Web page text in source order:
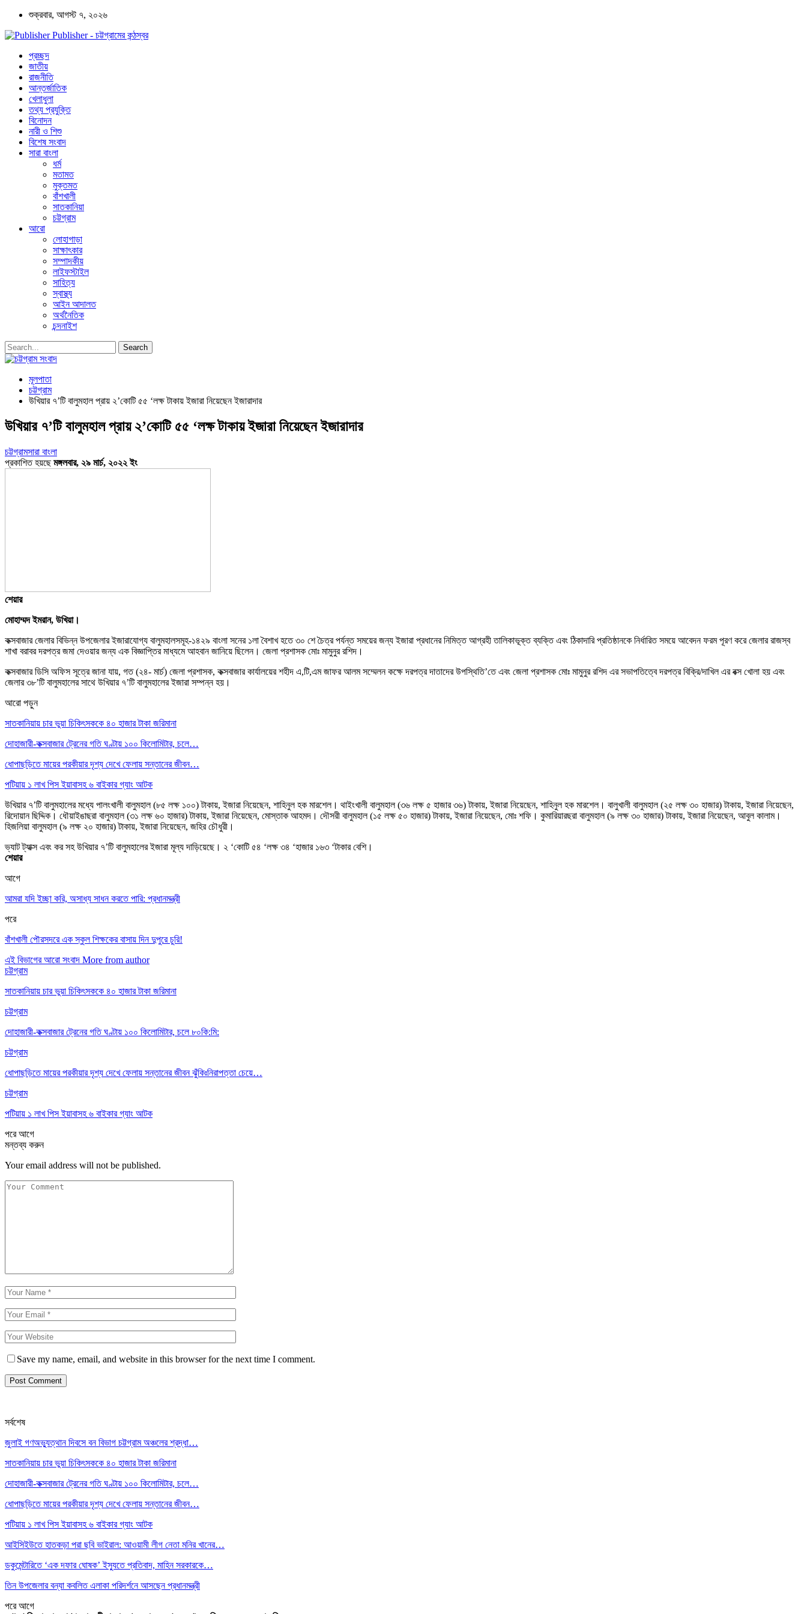
শুক্রবার, আগস্ট ৭, ২০২৬
Publisher - চট্টগ্রামের কন্ঠস্বর
প্রচ্ছদ
জাতীয়
রাজনীতি
আন্তর্জাতিক
খেলাধুলা
তথ্য প্রযুক্তি
বিনোদন
নারী ও শিশু
বিশেষ সংবাদ
সারা বাংলা
ধর্ম
মতামত
মুক্তমত
বাঁশখালী
সাতকানিয়া
চট্টগ্রাম
আরো
লোহাগাড়া
সাক্ষাৎকার
সম্পাদকীয়
লাইফস্টাইল
সাহিত্য
স্বাস্থ্য
আইন আদালত
অর্থনৈতিক
চন্দনাইশ
মূলপাতা
চট্টগ্রাম
উখিয়ার ৭’টি বালুমহাল প্রায় ২’কোটি ৫৫ ‘লক্ষ টাকায় ইজারা নিয়েছেন ইজারাদার
উখিয়ার ৭’টি বালুমহাল প্রায় ২’কোটি ৫৫ ‘লক্ষ টাকায় ইজারা নিয়েছেন ইজারাদার
চট্টগ্রামসারা বাংলা
প্রকাশিত হয়ছেমঙ্গলবার, ২৯ মার্চ, ২০২২ ইং
শেয়ার
মোহাম্মদ ইমরান, উখিয়া।
কক্সবাজার জেলার বিভিন্ন উপজেলার ইজারাযোগ্য বালুমহালসমূহ-১৪২৯ বাংলা সনের ১লা বৈশাখ হতে ৩০ শে চৈত্র পর্যন্ত সময়ের জন্য ইজারা প্রধানের নিমিত্ত আগ্রহী তালিকাভূক্ত ব্যক্তি এবং ঠিকাদারি প্রতিষ্ঠানকে নির্ধারিত সময়ে আবেদন ফরম পূরণ করে জেলার রাজস্ব
শাখা বরাবর দরপত্র জমা দেওয়ার জন্য এক বিজ্ঞাপ্তির মাধ্যমে আহবান জানিয়ে ছিলেন। জেলা প্রশাসক মোঃ মামুনুর রশিদ।
কক্সবাজার ডিসি অফিস সূত্রে জানা যায়, গত (২৪- মার্চ) জেলা প্রশাসক, কক্সবাজার কার্যালয়ের শহীদ এ,টি,এম জাফর আলম সম্মেলন কক্ষে দরপত্র দাতাদের উপস্থিতি’তে এবং জেলা প্রশাসক মোঃ মামুনুর রশিদ এর সভাপতিত্বে দরপত্র বিক্রি/দাখিল এর বক্স খোলা হয় এবং
জেলার ৩৮’টি বালুমহালের সাথে উখিয়ার ৭’টি বালুমহালের ইজারা সম্পন্ন হয়।
আরো পড়ুন
সাতকানিয়ায় চার ভুয়া চিকিৎসককে ৪০ হাজার টাকা জরিমানা
দোহাজারী-কক্সবাজার ট্রেনের গতি ঘণ্টায় ১০০ কিলোমিটার, চলে…
ধোপাছড়িতে মায়ের পরকীয়ার দৃশ্য দেখে ফেলায় সন্তানের জীবন…
পটিয়ায় ১ লাখ পিস ইয়াবাসহ ৬ বাইকার গ্যাং আটক
উখিয়ার ৭’টি বালুমহালের মধ্যে পালংখালী বালুমহাল (৮৫ লক্ষ ১০০) টাকায়, ইজারা নিয়েছেন, শাহিনুল হক মারশেল। থাইংখালী বালুমহাল (৩৬ লক্ষ ৫ হাজার ৩৬) টাকায়, ইজারা নিয়েছেন, শাহিনুল হক মারশেল। বালুখালী বালুমহাল (২৫ লক্ষ ৩০ হাজার) টাকায়, ইজারা নিয়েছেন,
রিদোয়ান ছিদ্দিক। ধৌয়াইঙাছরা বালুমহাল (৩১ লক্ষ ৬০ হাজার) টাকায়, ইজারা নিয়েছেন, মোস্তাক আহমদ। দৌসরী বালুমহাল (১৫ লক্ষ ৫০ হাজার) টাকায়, ইজারা নিয়েছেন, মোঃ শফি। কুমারিয়ারছরা বালুমহাল (৯ লক্ষ ৩০ হাজার) টাকায়, ইজারা নিয়েছেন, আবুল কালাম।
হিজলিয়া বালুমহাল (৯ লক্ষ ২০ হাজার) টাকায়, ইজারা নিয়েছেন, জহির চৌধুরী।
ভ্যাট ট্যাক্স এবং কর সহ উখিয়ার ৭’টি বালুমহালের ইজারা মূল্য দাড়িয়েছে। ২ ‘কোটি ৫৪ ‘লক্ষ ৩৪ ‘হাজার ১৬৩ ‘টাকার বেশি।
শেয়ার
আগে
আমরা যদি ইচ্ছা করি, অসাধ্য সাধন করতে পারি: প্রধানমন্ত্রী
পরে
বাঁশখালী পৌরসদরে এক স্কুল শিক্ষকের বাসায় দিন দুপুরে চুরি!
এই বিভাগের আরো সংবাদ More from author
চট্টগ্রাম
সাতকানিয়ায় চার ভুয়া চিকিৎসককে ৪০ হাজার টাকা জরিমানা
চট্টগ্রাম
দোহাজারী-কক্সবাজার ট্রেনের গতি ঘণ্টায় ১০০ কিলোমিটার, চলে ৮০কি:মি:
চট্টগ্রাম
ধোপাছড়িতে মায়ের পরকীয়ার দৃশ্য দেখে ফেলায় সন্তানের জীবন ঝুঁকিঃনিরাপত্তা চেয়ে…
চট্টগ্রাম
পটিয়ায় ১ লাখ পিস ইয়াবাসহ ৬ বাইকার গ্যাং আটক
পরেআগে
মন্তব্য করুন
Your email address will not be published.
Save my name, email, and website in this browser for the next time I comment.
সর্বশেষ
জুলাই গণঅভ্যুত্থান দিবসে বন বিভাগ চট্টগ্রাম অঞ্চলের শ্রদ্ধা…
সাতকানিয়ায় চার ভুয়া চিকিৎসককে ৪০ হাজার টাকা জরিমানা
দোহাজারী-কক্সবাজার ট্রেনের গতি ঘণ্টায় ১০০ কিলোমিটার, চলে…
ধোপাছড়িতে মায়ের পরকীয়ার দৃশ্য দেখে ফেলায় সন্তানের জীবন…
পটিয়ায় ১ লাখ পিস ইয়াবাসহ ৬ বাইকার গ্যাং আটক
আইসিইউতে হাতকড়া পরা ছবি ভাইরাল: আওয়ামী লীগ নেতা মনির খানের…
ডকুমেন্টারিতে ‘এক দফার ঘোষক’ ইস্যুতে প্রতিবাদ, মাহিন সরকারকে…
তিন উপজেলার বন্যা কবলিত এলাকা পরিদর্শনে আসছেন প্রধানমন্ত্রী
পরেআগে